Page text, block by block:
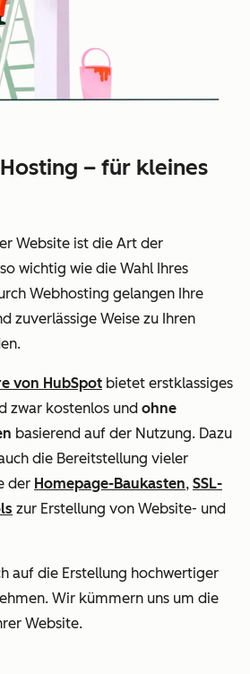
– für kleines
Website ist die Art der
wichtig wie die Wahl Ihres
Webhosting gelangen Ihre
zuverlässige Weise zu Ihren
von HubSpot bietet erstklassiges
zwar kostenlos und ohne
basierend auf der Nutzung. Dazu
die Bereitstellung vieler
der Homepage-Baukasten, SSL-
zur Erstellung von Website- und
auf die Erstellung hochwertiger
Wir kümmern uns um die
Website.